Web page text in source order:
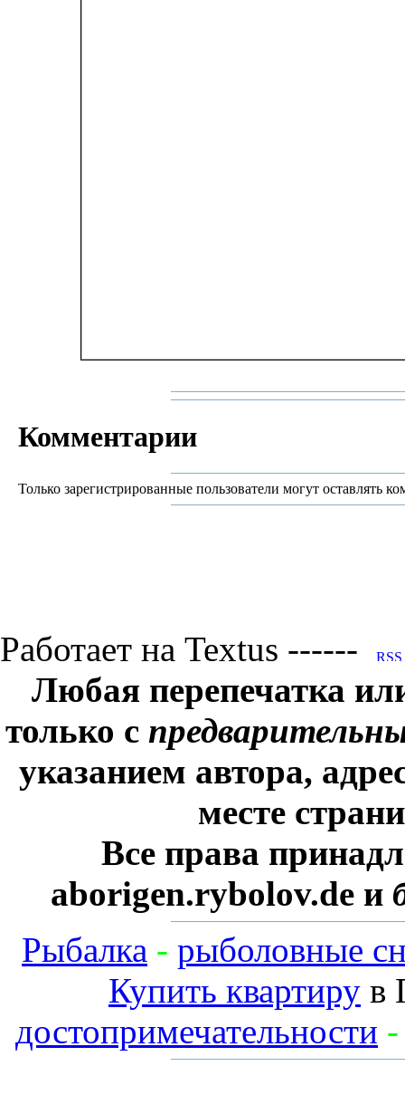
Комментарии
Только зарегистрированные пользователи могут оставлять
Работает на Textus ------
Любая перепечатка
только с
указанием автора,
месте
Все права
aborigen.rybolov.de и
Рыбалка - рыболовные
Купить квартиру в
достопримечательности